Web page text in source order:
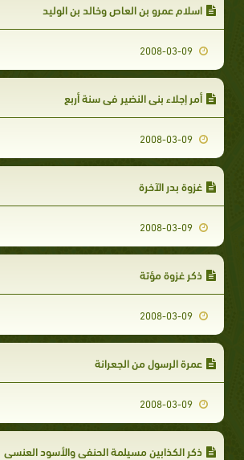
اسلام عمرو بن العاص وخالد بن الوليد
أمر إجلاء بني النضير في سنة أربع
غزوة بدر الآخرة
ذكر غزوة مؤتة
عمرة الرسول من الجعرانة
ذكر الكذابين مسيلمة الحنفي والأسود العنسي